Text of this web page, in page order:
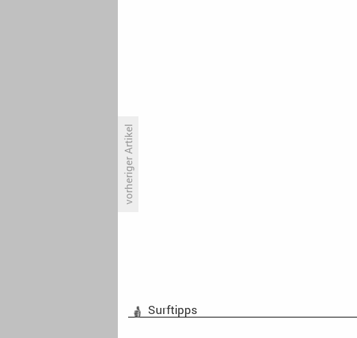
vorheriger Artikel
Surftipps